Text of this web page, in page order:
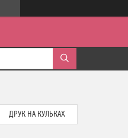
ДРУК НА КУЛЬКАХ